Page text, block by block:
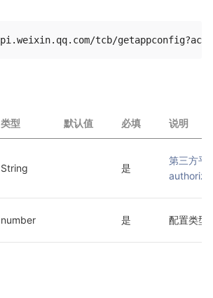
类型 默认值 必填 说明
String 是
第三方平
number 是 配置类型